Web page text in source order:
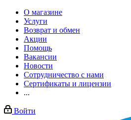
О магазине
Услуги
Возврат и обмен
Акции
Помощь
Вакансии
Новости
Сотрудничество с нами
Сертификаты и лицензии
...
Войти